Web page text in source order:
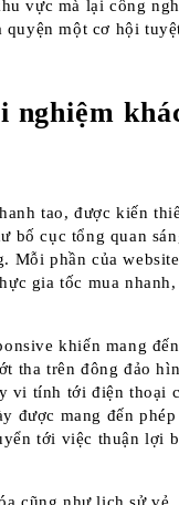
vực mà lại công
một cơ hội
nghiệm
tao, được kiến
bố cục tổng quan
Mỗi phần của website
gia tốc mua nhanh,
khiến mang đến
tha trên đông đảo
vi tính tới điện thoại
được mang đến phép
tới việc thuận lợi